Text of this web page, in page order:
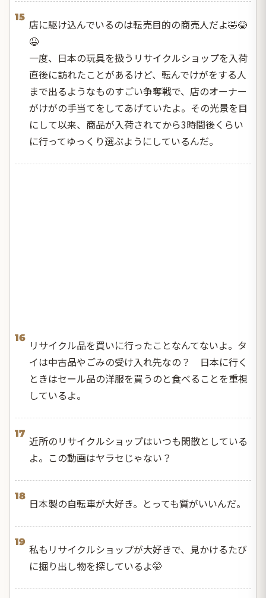
15
店に駆け込んでいるのは転売目的の商売人だよ🤣😂
😆
一度、日本の玩具を扱うリサイクルショップを入荷
直後に訪れたことがあるけど、転んでけがをする人
まで出るようなものすごい争奪戦で、店のオーナー
がけがの手当てをしてあげていたよ。その光景を目
にして以来、商品が入荷されてから3時間後くらい
に行ってゆっくり選ぶようにしているんだ。
16
リサイクル品を買いに行ったことなんてないよ。タ
イは中古品やごみの受け入れ先なの？ 日本に行く
ときはセール品の洋服を買うのと食べることを重視
しているよ。
17
近所のリサイクルショップはいつも閑散としている
よ。この動画はヤラセじゃない？
18
日本製の自転車が大好き。とっても質がいいんだ。
19
私もリサイクルショップが大好きで、見かけるたび
に掘り出し物を探しているよ🤭